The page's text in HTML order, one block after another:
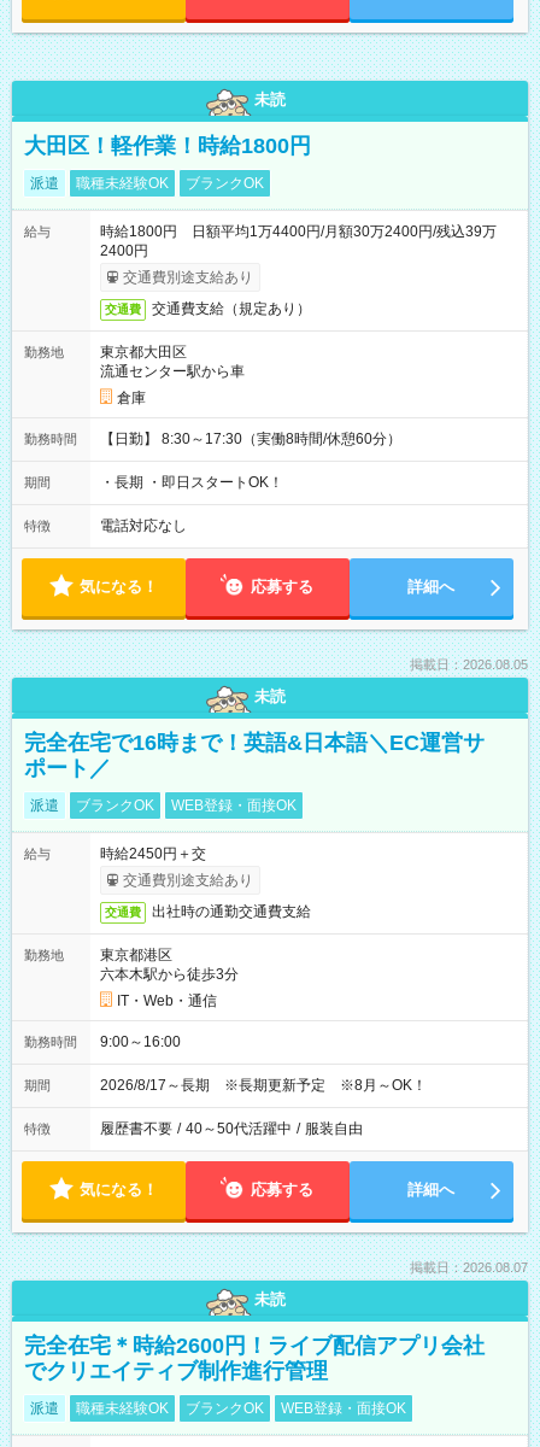
未読
大田区！軽作業！時給1800円
派遣 職種未経験OK ブランクOK
給与
時給1800円 日額平均1万4400円/月額30万2400円/残込39万
2400円
交通費別途支給あり
交通費 交通費支給（規定あり）
勤務地
東京都大田区
流通センター駅から車
倉庫
勤務時間 【日勤】 8:30～17:30（実働8時間/休憩60分）
期間 ・長期 ・即日スタートOK！
特徴 電話対応なし
気になる！ 応募する 詳細へ
掲載日：2026.08.05
未読
完全在宅で16時まで！英語&日本語＼EC運営サ
ポート／
派遣 ブランクOK WEB登録・面接OK
給与
時給2450円＋交
交通費別途支給あり
交通費 出社時の通勤交通費支給
勤務地
東京都港区
六本木駅から徒歩3分
IT・Web・通信
勤務時間 9:00～16:00
期間 2026/8/17～長期 ※長期更新予定 ※8月～OK！
特徴 履歴書不要 / 40～50代活躍中 / 服装自由
気になる！ 応募する 詳細へ
掲載日：2026.08.07
未読
完全在宅＊時給2600円！ライブ配信アプリ会社
でクリエイティブ制作進行管理
派遣 職種未経験OK ブランクOK WEB登録・面接OK